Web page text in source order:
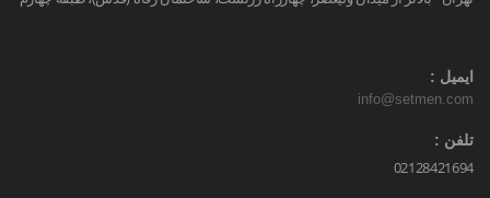
ایمیل :
info@setmen.com
تلفن :
02128421694